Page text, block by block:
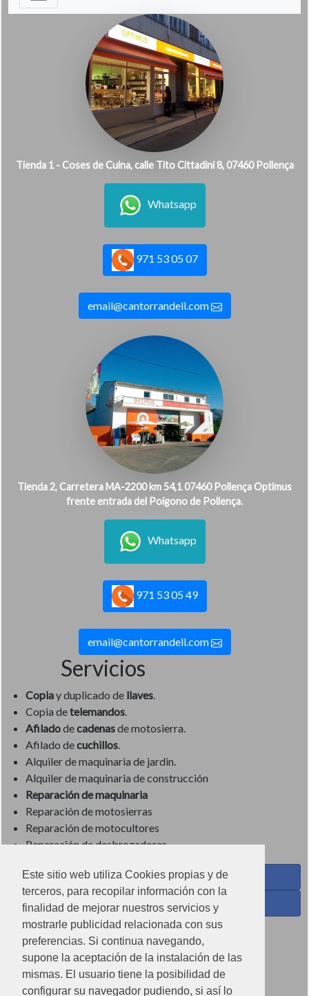
Este sitio web utiliza Cookies propias y de
terceros, para recopilar información con la
finalidad de mejorar nuestros servicios y
mostrarle publicidad relacionada con sus
preferencias. Si continua navegando,
supone la aceptación de la instalación de las
mismas. El usuario tiene la posibilidad de
configurar su navegador pudiendo, si así lo
Tienda 1 - Coses de Cuina, calle Tito Cittadini 8, 07460 Pollença
Whatsapp
971 53 05 07
email@cantorrandell.com
Tienda 2, Carretera MA-2200 km 54,1 07460 Pollença Optimus
frente entrada del Poígono de Pollença.
Whatsapp
971 53 05 49
email@cantorrandell.com
Servicios
Copiay duplicado de llaves.
Copia detelemandos.
Afiladodecadenasde motosierra.
Afilado decuchillos.
Alquiler de maquinaria de jardin.
Alquiler de maquinaria de construcción
Reparación de maquinaria
Reparación de motosierras
Reparación de motocultores
Reparación de desbrozadoras
Coses de Cuina - Menaje y hogar en Facebook
Ferreteria Torrandell en Facebook
Coses de Cuina en Instagram
Condiciones de uso
Poítica de redes sociales